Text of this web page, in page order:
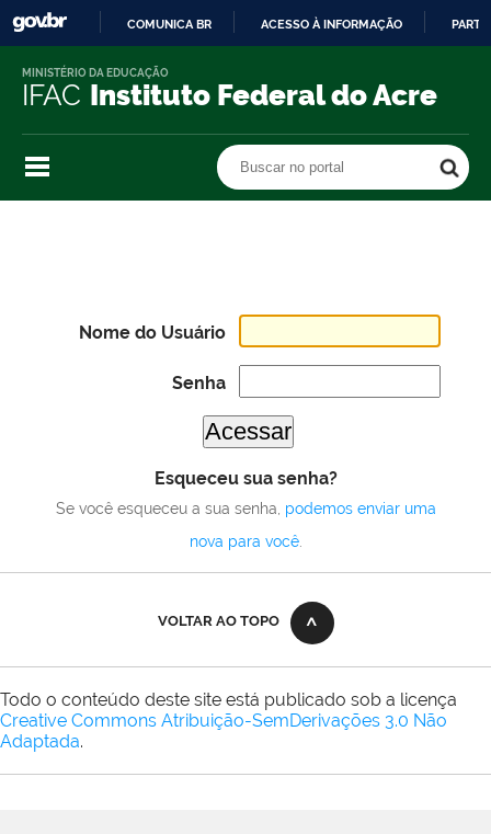
O
COMUNICA BR ACESSO À INFORMAÇÃO
IFAC Instituto Federal do Acre
MINISTÉRIO DA EDUCAÇÃO
Buscar no portal
Nome do Usuário
Senha
Esqueceu sua senha?
Se você esqueceu a sua senha, podemos enviar uma
nova para você.
VOLTAR AO TOPO
Todo o conteúdo deste site está publicado sob a licença
Creative Commons Atribuição-SemDerivações 3.0 Não
Adaptada.